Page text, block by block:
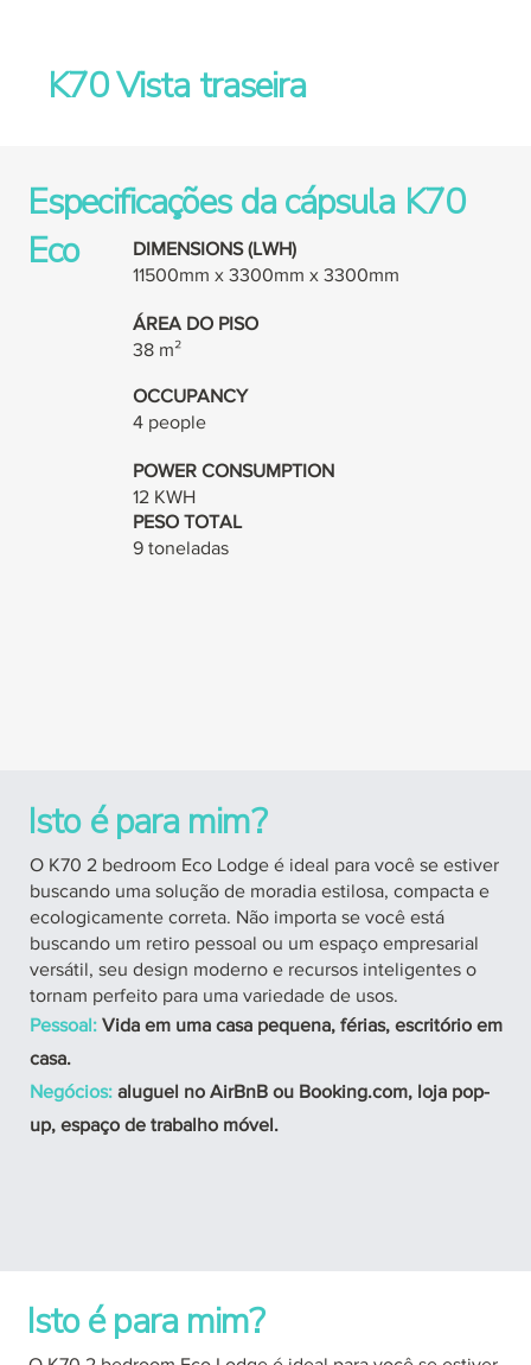
K70 Vista traseira
Especificações da cápsula K70
Eco
DIMENSIONS (LWH)
11500mm x 3300mm x 3300mm
ÁREA DO PISO
38 m²
OCCUPANCY
4 people
POWER CONSUMPTION
12 KWH
PESO TOTAL
9 toneladas
Isto é para mim?
O K70 2 bedroom Eco Lodge é ideal para você se estiver
buscando uma solução de moradia estilosa, compacta e
ecologicamente correta. Não importa se você está
buscando um retiro pessoal ou um espaço empresarial
versátil, seu design moderno e recursos inteligentes o
tornam perfeito para uma variedade de usos.
Pessoal: Vida em uma casa pequena, férias, escritório em
casa.
Negócios: aluguel no AirBnB ou Booking.com, loja pop-
up, espaço de trabalho móvel.
Isto é para mim?